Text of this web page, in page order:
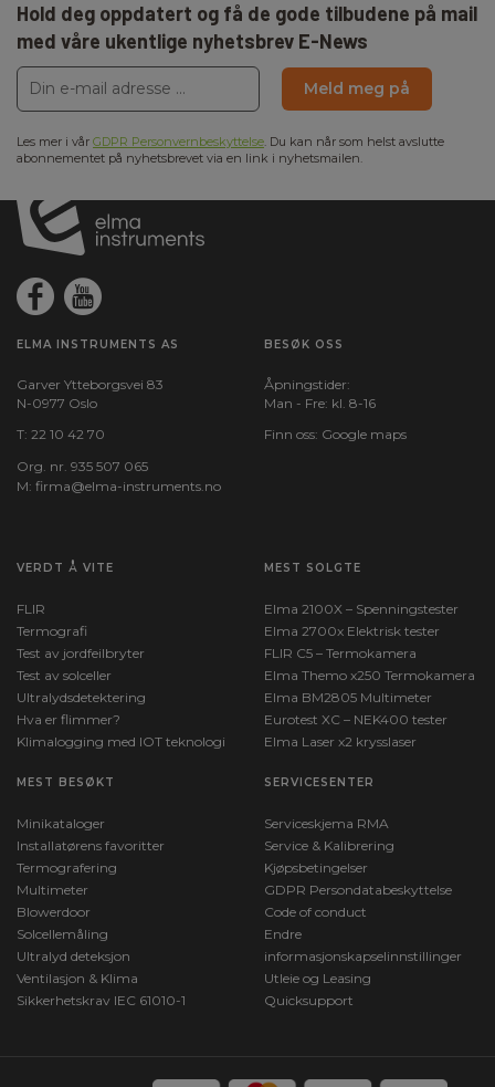
Hold deg oppdatert og få de gode tilbudene på mail
med våre ukentlige nyhetsbrev E-News
Meld meg på
Les mer i vår GDPR Personvernbeskyttelse. Du kan når som helst avslutte
abonnementet på nyhetsbrevet via en link i nyhetsmailen.
ELMA INSTRUMENTS AS
Garver Ytteborgsvei 83
N-0977 Oslo
T: 22 10 42 70
Org. nr. 935 507 065
M: firma@elma-instruments.no​
BESØK OSS
Åpningstider:
Man - Fre: kl. 8-16
Finn oss: Google maps
VERDT Å VITE
FLIR
Termografi
Test av jordfeilbryter
Test av solceller
Ultralydsdetektering
Hva er flimmer?
Klimalogging med IOT teknologi
MEST SOLGTE
Elma 2100X – Spenningstester
Elma 2700x Elektrisk tester
FLIR C5 – Termokamera
Elma Themo x250 Termokamera
Elma BM2805 Multimeter
Eurotest XC – NEK400 tester
Elma Laser x2 krysslaser
MEST BESØKT
Minikataloger
Installatørens favoritter
Termografering
Multimeter
Blowerdoor
Solcellemåling
Ultralyd deteksjon
Ventilasjon & Klima
Sikkerhetskrav IEC 61010-1
SERVICESENTER
Serviceskjema RMA
Service & Kalibrering
Kjøpsbetingelser
GDPR Persondatabeskyttelse
Code of conduct
Endre
informasjonskapselinnstillinger
Utleie og Leasing
Quicksupport